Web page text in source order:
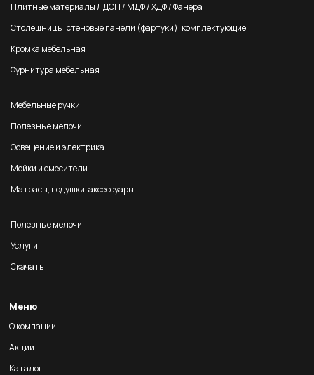
Плитные материалы ЛДСП / МДФ / ХДФ / Фанера
Столешницы, стеновые панели (фартуки), комплектующие
Кромка мебельная
Фурнитура мебельная
Мебельные ручки
Полезные мелочи
Освещение и электрика
Мойки и смесители
Матрасы, подушки, аксессуары
Полезные мелочи
Услуги
Скачать
Меню
О компании
Акции
Каталог